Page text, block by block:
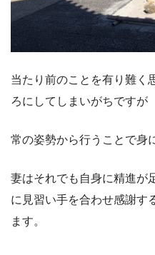
当たり前のことを有り難く
ろにしてしまいがちですが
常の姿勢から行うことで身
妻はそれでも自身に精進が
に見習い手を合わせ感謝す
ます。